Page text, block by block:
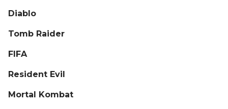
Diablo
Tomb Raider
FIFA
Resident Evil
Mortal Kombat